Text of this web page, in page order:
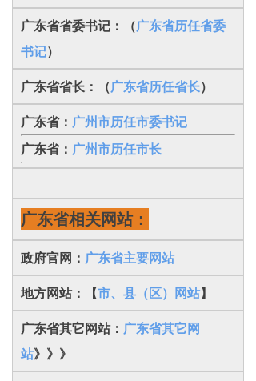
广东省省委书记：
（广东省历任省委
书记）
广东省省长：
（广东省历任省长）
广东省： 广州市历任市委书记
广东省： 广州市历任市长
广东省相关网站：
政府官网： 广东省主要网站
地方网站：【市、县（区）网站】
广东省其它网站： 广东省其它网
站》》》